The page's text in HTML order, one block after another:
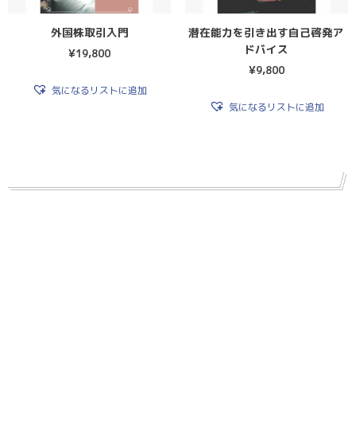
外国株取引入門
¥19,800
気になるリストに追加
潜在能力を引き出す自己啓発ア
ドバイス
¥9,800
気になるリストに追加